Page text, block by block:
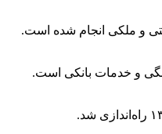
و ملکی انجام شده است.
و خدمات بانکی است.